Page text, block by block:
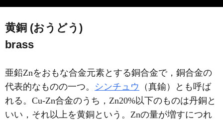
黄銅 (おうどう)
brass
亜鉛Znをおもな合金元素とする銅合金で，銅合金の
代表的なものの一つ。 シンチュウ （真鍮）とも呼ば
れる。Cu-Zn合金のうち，Zn20%以下のものは丹銅と
いい，それ以上を黄銅という。Znの量が増すにつれ